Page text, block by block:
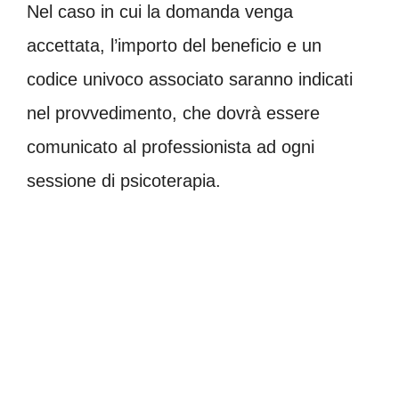
Nel caso in cui la domanda venga
accettata, l’importo del beneficio e un
codice univoco associato saranno indicati
nel provvedimento, che dovrà essere
comunicato al professionista ad ogni
sessione di psicoterapia.